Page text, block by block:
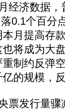
济数据，
0.1个百分
月提高存
将成为大
制约反弹
的规模，
发行量骤